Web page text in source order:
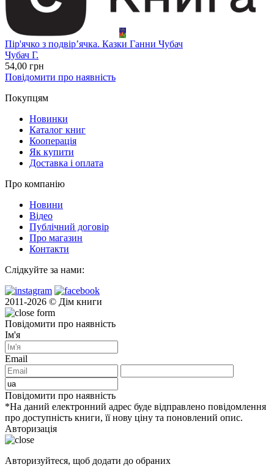
Пір'ячко з подвір’ячка. Казки Ганни Чубач
Чубач Г.
54,00 грн
Повідомити про наявність
Покупцям
Новинки
Каталог книг
Кооперація
Як купити
Доставка і оплата
Про компанію
Новини
Відео
Публічний договір
Про магазин
Контакти
Слідкуйте за нами:
2011-2026 © Дім книги
Повідомити про наявність
Ім'я
Email
Повідомити про наявність
*На даний електронний адрес буде відправлено повідомлення
про доступність книги, її нову ціну та поновлений опис.
Авторизація
Авторизуйтеся, щоб додати до обраних